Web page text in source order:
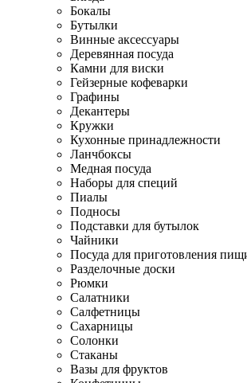
Бокалы
Бутылки
Винные аксессуары
Деревянная посуда
Камни для виски
Гейзерные кофеварки
Графины
Декантеры
Кружки
Кухонные принадлежности
Ланчбоксы
Медная посуда
Наборы для специй
Пиалы
Подносы
Подставки для бутылок
Чайники
Посуда для приготовления
Разделочные доски
Рюмки
Салатники
Салфетницы
Сахарницы
Солонки
Стаканы
Вазы для фруктов